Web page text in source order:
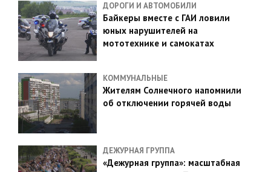
ДОРОГИ И АВТОМОБИЛИ
Байкеры вместе с ГАИ ловили
юных нарушителей на
мототехнике и самокатах
КОММУНАЛЬНЫЕ
Жителям Солнечного напомнили
об отключении горячей воды
ДЕЖУРНАЯ ГРУППА
«Дежурная группа»: масштабная